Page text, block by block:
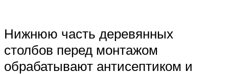
Нижнюю часть деревянных
столбов перед монтажом
обрабатывают антисептиком и